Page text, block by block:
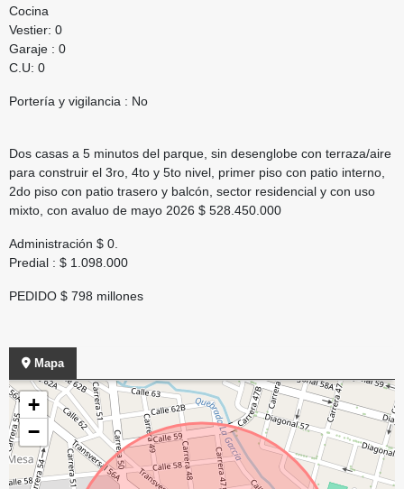
Cocina
Vestier: 0
Garaje : 0
C.U: 0
Portería y vigilancia : No
Dos casas a 5 minutos del parque, sin desenglobe con terraza/aire
para construir el 3ro, 4to y 5to nivel, primer piso con patio interno,
2do piso con patio trasero y balcón, sector residencial y con uso
mixto, con avaluo de mayo 2026 $ 528.450.000
Administración $ 0.
Predial : $ 1.098.000
PEDIDO $ 798 millones
Mapa
+
−